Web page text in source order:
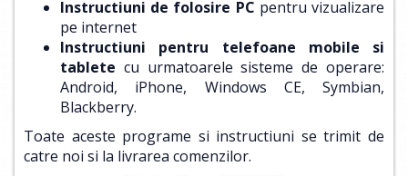
Instructiuni de folosire PC pentru vizualizare
pe internet
Instructiuni pentru telefoane mobile si
tablete cu urmatoarele sisteme de operare:
Android, iPhone, Windows CE, Symbian,
Blackberry.
Toate aceste programe si instructiuni se trimit de
catre noi si la livrarea comenzilor.